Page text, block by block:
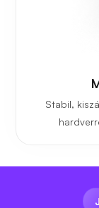
Stabil,